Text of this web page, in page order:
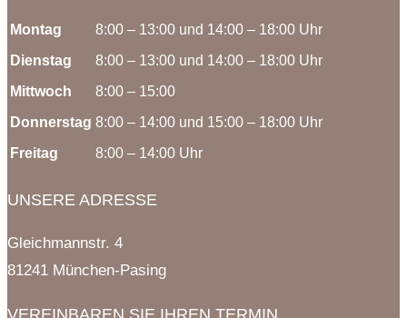
Montag
8:00 – 13:00 und 14:00 – 18:00 Uhr
Dienstag
8:00 – 13:00 und 14:00 – 18:00 Uhr
Mittwoch
8:00 – 15:00
Donnerstag 8:00 – 14:00 und 15:00 – 18:00 Uhr
Freitag
8:00 – 14:00 Uhr
UNSERE ADRESSE
Gleichmannstr. 4
81241 München-Pasing
VEREINBAREN SIE IHREN TERMIN